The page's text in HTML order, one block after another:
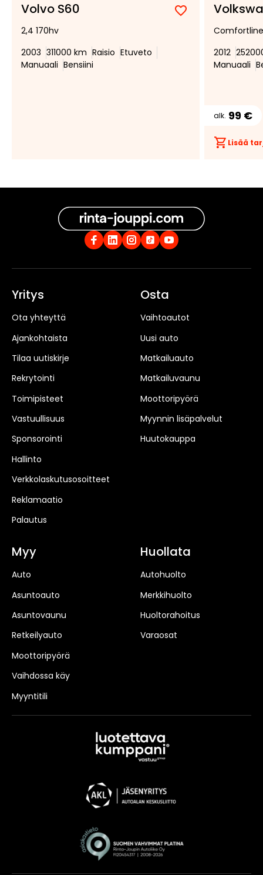
Volvo S60
Lisää
suosikiksi
Poista
suosikeista
2,4 170hv
2003 311000 km Raisio Etuveto
Manuaali Bensiini
huutokaupat.com
Comfortline
2012
Manuaali
alk. 99 €
Lisää
Yritys
Ota yhteyttä
Ajankohtaista
Tilaa uutiskirje
Rekrytointi
Toimipisteet
Vastuullisuus
Sponsorointi
Hallinto
Verkkolaskutusosoitteet
Reklamaatio
Palautus
Osta
Vaihtoautot
Uusi auto
Matkailuauto
Matkailuvaunu
Moottoripyörä
Myynnin lisäpalvelut
Huutokauppa
Myy
Auto
Asuntoauto
Asuntovaunu
Retkeilyauto
Moottoripyörä
Vaihdossa käy
Myyntitili
Huollata
Autohuolto
Merkkihuolto
Huoltorahoitus
Varaosat